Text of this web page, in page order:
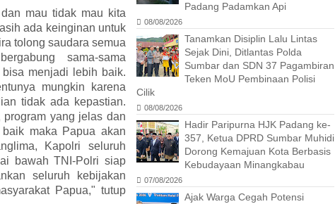
mau tidak mau kita
ada keinginan untuk
tolong saudara semua
sama-sama
menjadi lebih baik.
mungkin karena
tidak ada kepastian.
yang jelas dan
maka Papua akan
Kapolri seluruh
bawah TNI-Polri siap
seluruh kebijakan
Papua," tutup
Padang Padamkan Api
08/08/2026
Tanamkan Disiplin Lalu Lintas
Sejak Dini, Ditlantas Polda
Sumbar dan SDN 37 Pagambiran
Teken MoU Pembinaan Polisi
Cilik
08/08/2026
Hadir Paripurna HJK Padang ke-
357, Ketua DPRD Sumbar Muhidi
Dorong Kemajuan Kota Berbasis
Kebudayaan Minangkabau
07/08/2026
Ajak Warga Cegah Potensi